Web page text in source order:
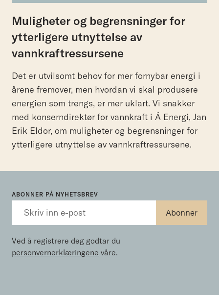
Muligheter og begrensninger for
ytterligere utnyttelse av
vannkraftressursene
Det er utvilsomt behov for mer fornybar energi i
årene fremover, men hvordan vi skal produsere
energien som trengs, er mer uklart. Vi snakker
med konserndirektør for vannkraft i Å Energi, Jan
Erik Eldor, om muligheter og begrensninger for
ytterligere utnyttelse av vannkraftressursene.
ABONNER PÅ NYHETSBREV
Ved å registrere deg godtar du
personvernerklæringene våre.